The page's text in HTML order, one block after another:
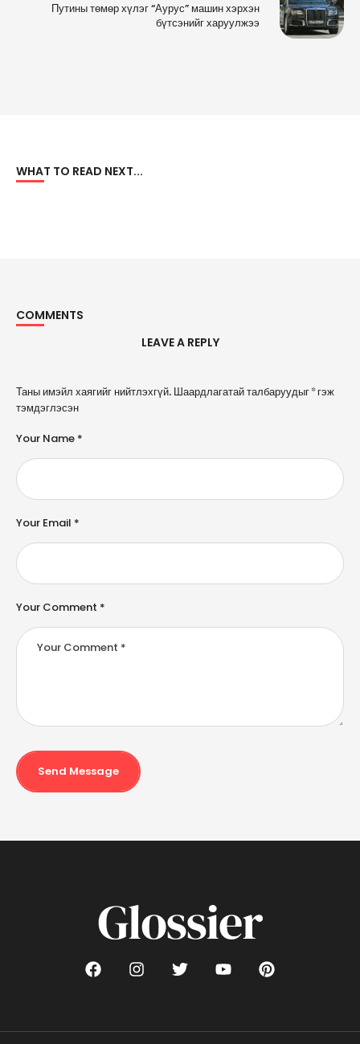
Путины төмөр хүлэг “Аурус” машин хэрхэн
бүтсэнийг харуулжээ
WHAT TO READ NEXT...
COMMENTS
LEAVE A REPLY
Таны имэйл хаягийг нийтлэхгүй. Шаардлагатай талбаруудыг*гэж
тэмдэглэсэн
Your Comment *
Your Name *
Your Email *
Send Message
A
l
e
n
a
ti
e